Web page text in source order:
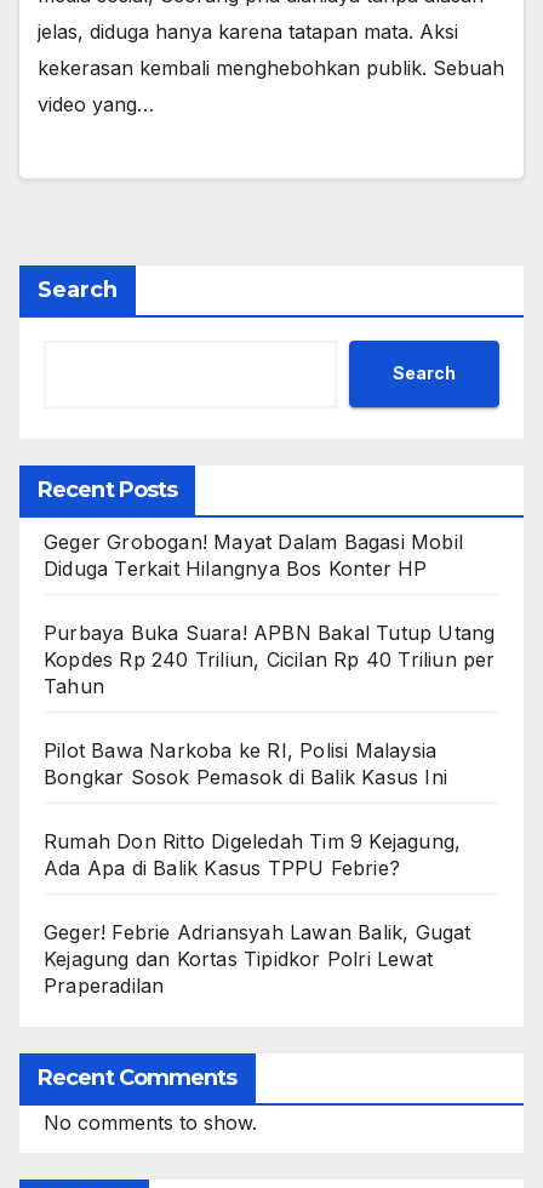
jelas, diduga hanya karena tatapan mata. Aksi
kekerasan kembali menghebohkan publik. Sebuah
video yang…
Search
Search
Recent Posts
Geger Grobogan! Mayat Dalam Bagasi Mobil
Diduga Terkait Hilangnya Bos Konter HP
Purbaya Buka Suara! APBN Bakal Tutup Utang
Kopdes Rp 240 Triliun, Cicilan Rp 40 Triliun per
Tahun
Pilot Bawa Narkoba ke RI, Polisi Malaysia
Bongkar Sosok Pemasok di Balik Kasus Ini
Rumah Don Ritto Digeledah Tim 9 Kejagung,
Ada Apa di Balik Kasus TPPU Febrie?
Geger! Febrie Adriansyah Lawan Balik, Gugat
Kejagung dan Kortas Tipidkor Polri Lewat
Praperadilan
Recent Comments
No comments to show.